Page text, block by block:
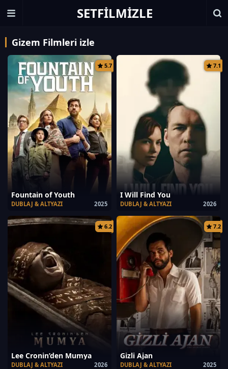
SETFILMIZLE
Gizem Filmleri izle
5.7
Fountain of Youth
2025
DUBLAJ & ALTYAZI
7.1
I Will Find You
2026
DUBLAJ & ALTYAZI
6.2
Lee Cronin’den Mumya
2026
DUBLAJ & ALTYAZI
7.2
Gizli Ajan
2025
DUBLAJ & ALTYAZI